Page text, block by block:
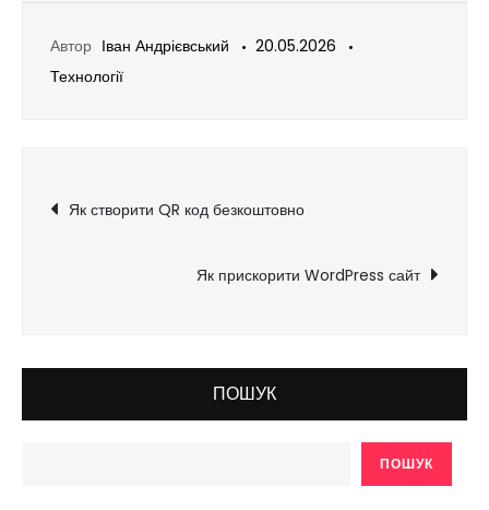
Автор Іван Андрієвський
20.05.2026
Технології
Навігація
записів
Як створити QR код безкоштовно
Як прискорити WordPress сайт
ПОШУК
ПОШУК